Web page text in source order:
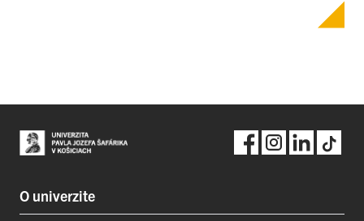
O univerzite